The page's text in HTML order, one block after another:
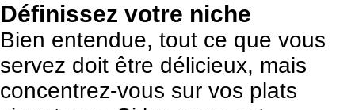
Définissez votre niche
Bien entendue, tout ce que vous
servez doit être délicieux, mais
concentrez-vous sur vos plats